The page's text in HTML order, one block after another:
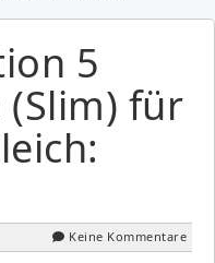
5
für
Keine Kommentare